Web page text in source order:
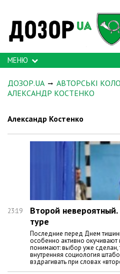
МЕНЮ
ДОЗОР.UA
АВТОРСЬКІ
АЛЕКСАНДР КОСТЕНКО
Александр Костенко
23:19
Второй
туре
Последние перед Днем
особенно активно окучивают
понимают: выбор уже сделан,
внутренняя социология
вздрагивать при словах